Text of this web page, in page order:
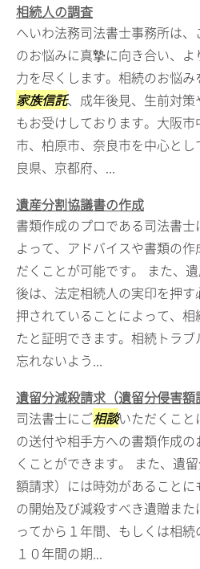
相続人の調査
へいわ法務司法書士事務所は、
のお悩みに真摯に向き合い、
力を尽くします。相続のお悩み
家族信託、成年後見、生前対
もお受けしております。大阪
市、柏原市、奈良市を中心と
良県、京都府、...
遺産分割協議書の作成
書類作成のプロである司法書士
よって、アドバイスや書類の
だくことが可能です。 また、
後は、法定相続人の実印を押
押されていることによって、
たと証明できます。相続トラブ
忘れないよう...
遺留分減殺請求（遺留分侵害額
司法書士にご相談いただくこと
の送付や相手方への書類作成
くことができます。 また、遺
額請求）には時効があること
の開始及び減殺すべき遺贈ま
ってから１年間、もしくは相
１０年間の期...